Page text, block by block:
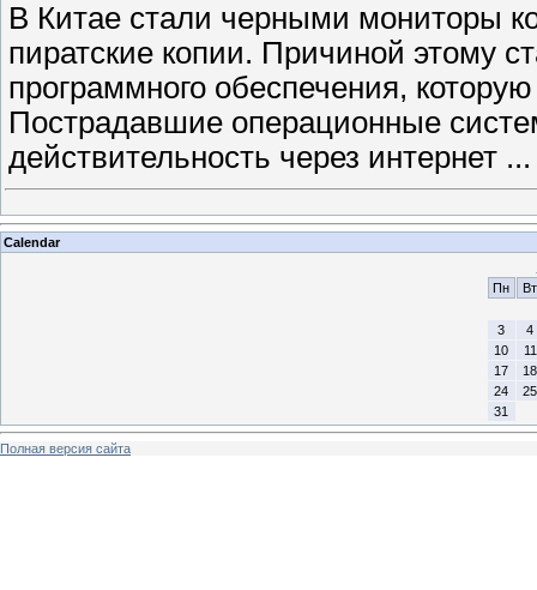
В Китае стали черными мониторы
пиратские копии. Причиной этому
программного обеспечения,
Пострадавшие операционные
действительность через интернет
Calendar
Пн
Вт
3
4
10
11
17
18
24
25
31
Полная версия сайта